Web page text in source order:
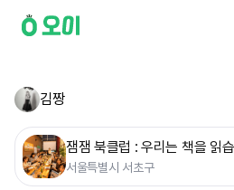
김짱
잼잼 북클럽 : 우리는 책을 읽
서울특별시 서초구